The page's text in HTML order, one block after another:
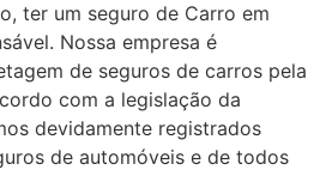
ter um seguro de Carro em
Nossa empresa é
de seguros de carros pela
com a legislação da
devidamente registrados
de automóveis e de todos